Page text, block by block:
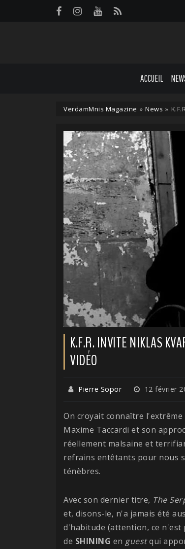
ACCUEIL
VerdamMnis Magazine » News »
K.F.R. INVITE NIKLAS
VIDÉO
Pierre Sopor 12 février
On croyait connaître l'extrême
Maxime Taccardi et son
réellement malsaine et
refrains entêtants pour nous
ténèbres.
Avec son dernier titre, The
et, disons-le, n'a jamais été
d'habitude (attention, ce
de SHINING en guestqui
Panneau de gestion des cookies